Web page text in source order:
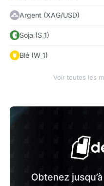
Argent (XAG/USD)
Soja (S_1)
Blé (W_1)
Voir toutes les